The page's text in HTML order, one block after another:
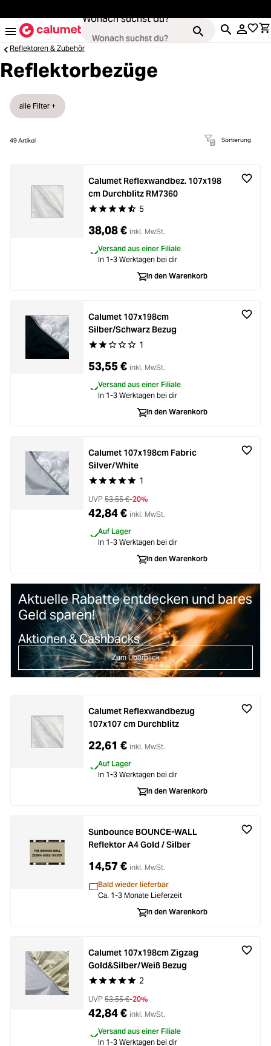
Wonach suchst du?
Kameras
Loading...
Loading...
Loading...
Stative & Gimbals
Loading...
Taschen
Loading...
Bildbearbeitung
Loading...
Ferngläser
SALE
Loading...
Reflektoren & Zubehör
Reflektorbezüge
49Artikel Sortierung
alle Filter +
Durchschnittliche Bewertung von 4.8 von 5
5
Calumet Reflexwandbez. 107x198
cm Durchblitz RM7360
38,08 € inkl. MwSt.
Versand aus einer Filiale
In 1-3 Werktagen bei dir
In den Warenkorb
Durchschnittliche Bewertung von 2 von 5
1
Calumet 107x198cm
Silber/Schwarz Bezug
53,55 € inkl. MwSt.
Versand aus einer Filiale
In 1-3 Werktagen bei dir
In den Warenkorb
Durchschnittliche Bewertung von 5 von 5
1
Calumet 107x198cm Fabric
Silver/White
UVP 53,55 €-20%
42,84 € inkl. MwSt.
Auf Lager
In 1-3 Werktagen bei dir
In den Warenkorb
Aktuelle Rabatte entdecken und bares
Geld sparen!
Aktionen & Cashbacks
Zum Überblick
Calumet Reflexwandbezug
107x107 cm Durchblitz
22,61 € inkl. MwSt.
Auf Lager
In 1-3 Werktagen bei dir
In den Warenkorb
Sunbounce BOUNCE-WALL
Reflektor A4 Gold / Silber
14,57 € inkl. MwSt.
Bald wieder lieferbar
Ca. 1-3 Monate Lieferzeit
In den Warenkorb
Durchschnittliche Bewertung von 5 von 5
2
Calumet 107x198cm Zigzag
Gold&Silber/Weiß Bezug
UVP 53,55 €-20%
42,84 € inkl. MwSt.
Versand aus einer Filiale
In 1-3 Werktagen bei dir